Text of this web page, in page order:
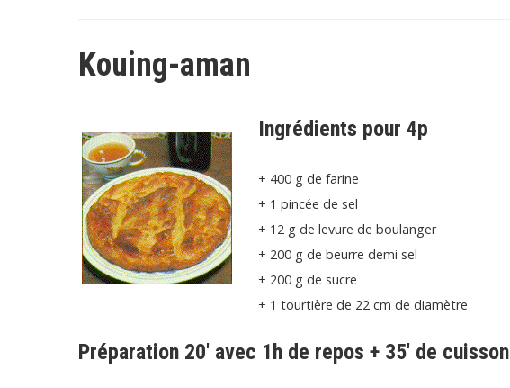
Kouing-aman
Ingrédients pour 4p
+ 400 g de farine
+ 1 pincée de sel
+ 12 g de levure de boulanger
+ 200 g de beurre demi sel
+ 200 g de sucre
+ 1 tourtière de 22 cm de diamètre
Préparation 20′ avec 1h de repos + 35′ de cuisson